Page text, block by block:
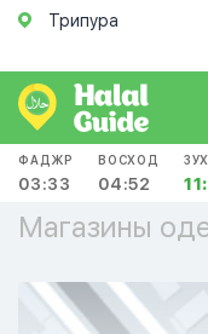
Трипура
ФАДЖР
03:33
ВОСХОД
04:52
Магазины